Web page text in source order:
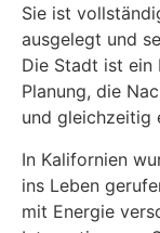
Sie ist
ausgelegt und
Die Stadt ist ein
Planung, die
und gleichzeitig
In Kalifornien
ins Leben
mit Energie